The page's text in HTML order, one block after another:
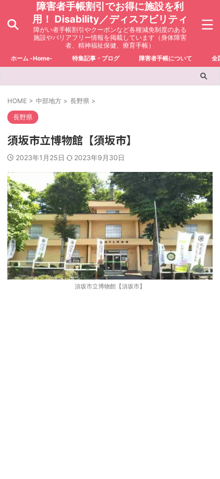
障害者手帳割引でお得に施設を利
用！ Disability／ディスアビリティ
障がい者手帳割引やクーポンなど各種減免制度のある
施設やバリアフリー情報を掲載しています（身体障害
者、精神福祉保健、療育手帳）
ホーム -Home- 特集記事・ブログ 障害者手帳について 全
HOME > 中部地方 > 長野県 >
長野県
須坂市立博物館【須坂市】
2023年1月25日 2023年9月30日
須坂市立博物館【須坂市】